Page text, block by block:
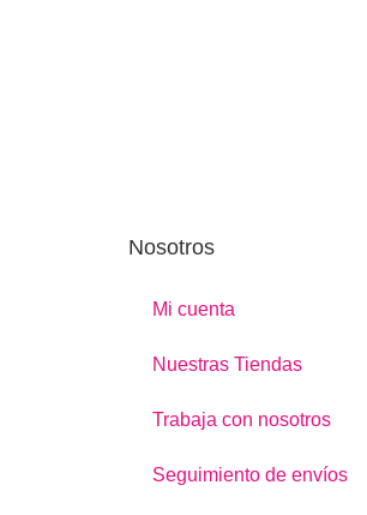
Nosotros
Mi cuenta
Nuestras Tiendas
Trabaja con nosotros
Seguimiento de envíos